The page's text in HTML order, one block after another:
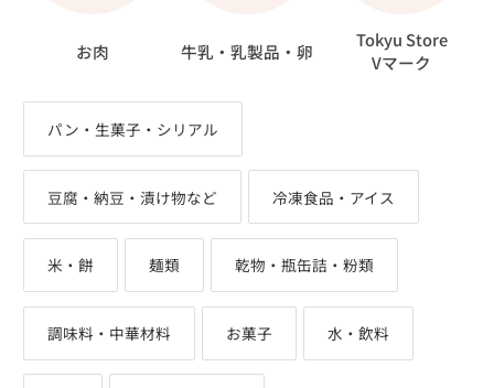
お肉 牛乳・乳製品・卵
Tokyu Store
Vマーク
パン・生菓子・シリアル
豆腐・納豆・漬け物など 冷凍食品・アイス
米・餅 麺類 乾物・瓶缶詰・粉類
調味料・中華材料 お菓子 水・飲料